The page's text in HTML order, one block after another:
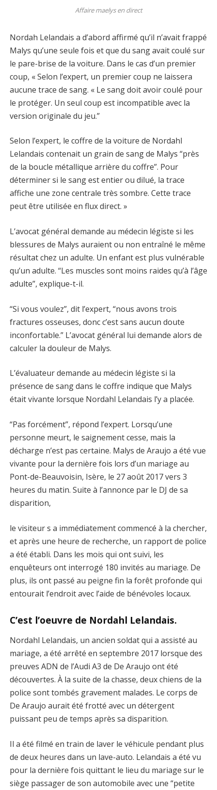
Affaire maelys en direct
Nordah Lelandais a d’abord affirmé qu’il n’avait frappé
Malys qu’une seule fois et que du sang avait coulé sur
le pare-brise de la voiture. Dans le cas d’un premier
coup, « Selon l’expert, un premier coup ne laissera
aucune trace de sang. « Le sang doit avoir coulé pour
le protéger. Un seul coup est incompatible avec la
version originale du jeu.”
Selon l’expert, le coffre de la voiture de Nordahl
Lelandais contenait un grain de sang de Malys “près
de la boucle métallique arrière du coffre”. Pour
déterminer si le sang est entier ou dilué, la trace
affiche une zone centrale très sombre. Cette trace
peut être utilisée en flux direct. »
L’avocat général demande au médecin légiste si les
blessures de Malys auraient ou non entraîné le même
résultat chez un adulte. Un enfant est plus vulnérable
qu’un adulte. “Les muscles sont moins raides qu’à l’âge
adulte”, explique-t-il.
“Si vous voulez”, dit l’expert, “nous avons trois
fractures osseuses, donc c’est sans aucun doute
inconfortable.” L’avocat général lui demande alors de
calculer la douleur de Malys.
L’évaluateur demande au médecin légiste si la
présence de sang dans le coffre indique que Malys
était vivante lorsque Nordahl Lelandais l’y a placée.
“Pas forcément”, répond l’expert. Lorsqu’une
personne meurt, le saignement cesse, mais la
décharge n’est pas certaine. Malys de Araujo a été vue
vivante pour la dernière fois lors d’un mariage au
Pont-de-Beauvoisin, Isère, le 27 août 2017 vers 3
heures du matin. Suite à l’annonce par le DJ de sa
disparition,
le visiteur s a immédiatement commencé à la chercher,
et après une heure de recherche, un rapport de police
a été établi. Dans les mois qui ont suivi, les
enquêteurs ont interrogé 180 invités au mariage. De
plus, ils ont passé au peigne fin la forêt profonde qui
entourait l’endroit avec l’aide de bénévoles locaux.
C’est l’oeuvre de Nordahl Lelandais.
Nordahl Lelandais, un ancien soldat qui a assisté au
mariage, a été arrêté en septembre 2017 lorsque des
preuves ADN de l’Audi A3 de De Araujo ont été
découvertes. À la suite de la chasse, deux chiens de la
police sont tombés gravement malades. Le corps de
De Araujo aurait été frotté avec un détergent
puissant peu de temps après sa disparition.
Il a été filmé en train de laver le véhicule pendant plus
de deux heures dans un lave-auto. Lelandais a été vu
pour la dernière fois quittant le lieu du mariage sur le
siège passager de son automobile avec une “petite